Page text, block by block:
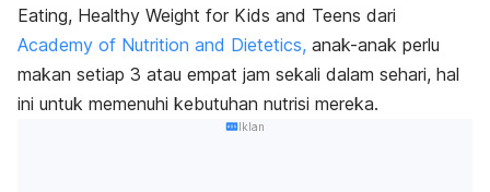
Eating, Healthy Weight for Kids and Teens dari
Academy of Nutrition and Dietetics, anak-anak perlu
makan setiap 3 atau empat jam sekali dalam sehari, hal
ini untuk memenuhi kebutuhan nutrisi mereka.
Iklan